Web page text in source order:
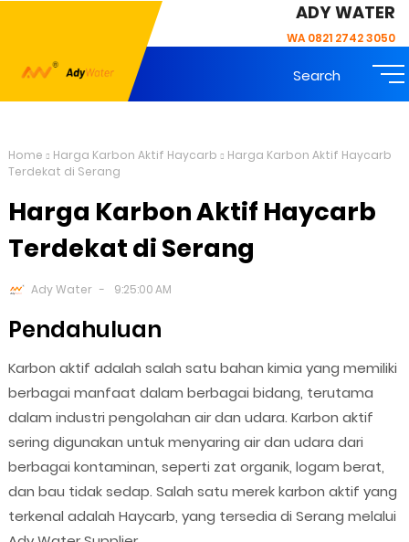
ADY WATER
WA 0821 2742 3050
Search
Home Harga Karbon Aktif Haycarb
Harga Karbon Aktif Haycarb
Terdekat di Serang
Harga Karbon Aktif Haycarb
Terdekat di Serang
Ady Water 9:25:00 AM
Pendahuluan
Karbon aktif adalah salah satu bahan kimia yang memiliki
berbagai manfaat dalam berbagai bidang, terutama
dalam industri pengolahan air dan udara. Karbon aktif
sering digunakan untuk menyaring air dan udara dari
berbagai kontaminan, seperti zat organik, logam berat,
dan bau tidak sedap. Salah satu merek karbon aktif yang
terkenal adalah Haycarb, yang tersedia di Serang melalui